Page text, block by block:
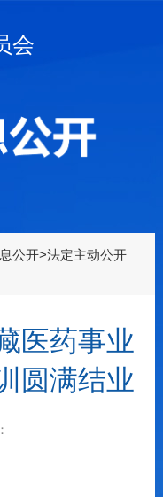
会
公开>法定主动公开
医药事业
圆满结业